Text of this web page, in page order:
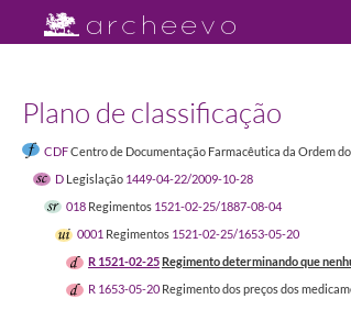
Plano de classificação
CDFCentro de Documentação Farmacêutica da Ordem
D Legislação 1449-04-22/2009-10-28
018 Regimentos 1521-02-25/1887-08-04
0001 Regimentos 1521-02-25/1653-05-20
R 1521-02-25Regimento determinando que
R 1653-05-20 Regimento dos preços dos